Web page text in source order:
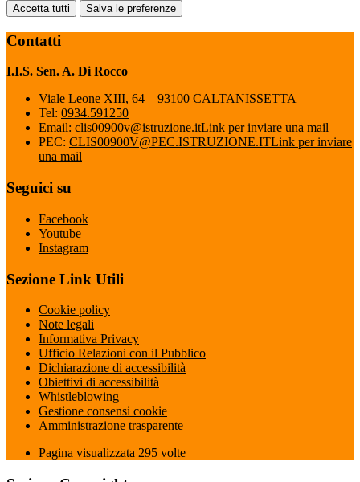
Accetta tutti Salva le preferenze
Contatti
I.I.S. Sen. A. Di Rocco
Viale Leone XIII, 64 – 93100 CALTANISSETTA
Tel: 0934.591250
Email: clis00900v@istruzione.itLink per inviare una mail
PEC: CLIS00900V@PEC.ISTRUZIONE.ITLink per inviare
una mail
Seguici su
Facebook
Youtube
Instagram
Sezione Link Utili
Cookie policy
Note legali
Informativa Privacy
Ufficio Relazioni con il Pubblico
Dichiarazione di accessibilità
Obiettivi di accessibilità
Whistleblowing
Gestione consensi cookie
Amministrazione trasparente
Pagina visualizzata 295 volte